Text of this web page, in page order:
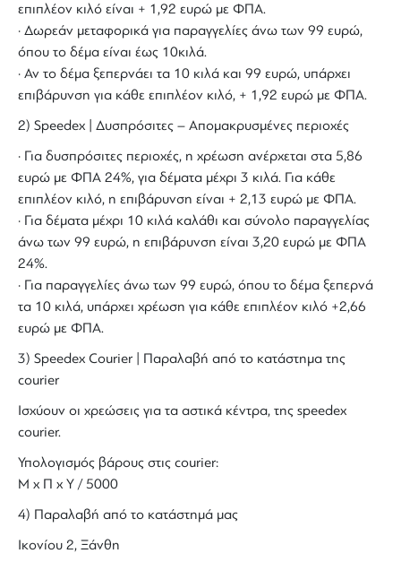
επιπλέον κιλό είναι + 1,92 ευρώ με ΦΠΑ.
· Δωρεάν μεταφορικά για παραγγελίες άνω των 99 ευρώ,
όπου το δέμα είναι έως 10κιλά.
· Αν το δέμα ξεπερνάει τα 10 κιλά και 99 ευρώ, υπάρχει
επιβάρυνση για κάθε επιπλέον κιλό, + 1,92 ευρώ με ΦΠΑ.
2) Speedex | Δυσπρόσιτες – Απομακρυσμένες περιοχές
· Για δυσπρόσιτες περιοχές, η χρέωση ανέρχεται στα 5,86
ευρώ με ΦΠΑ 24%, για δέματα μέχρι 3 κιλά. Για κάθε
επιπλέον κιλό, η επιβάρυνση είναι + 2,13 ευρώ με ΦΠΑ.
· Για δέματα μέχρι 10 κιλά καλάθι και σύνολο παραγγελίας
άνω των 99 ευρώ, η επιβάρυνση είναι 3,20 ευρώ με ΦΠΑ
24%.
· Για παραγγελίες άνω των 99 ευρώ, όπου το δέμα ξεπερνά
τα 10 κιλά, υπάρχει χρέωση για κάθε επιπλέον κιλό +2,66
ευρώ με ΦΠΑ.
3) Speedex Courier | Παραλαβή από το κατάστημα της
courier
Ισχύουν οι χρεώσεις για τα αστικά κέντρα, της speedex
courier.
Υπολογισμός βάρους στις courier:
Μ x Π x Y / 5000
4) Παραλαβή από το κατάστημά μας
Ικονίου 2, Ξάνθη